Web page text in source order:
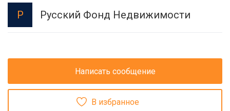
Р Русский Фонд Недвижимости
Написать сообщение
В избранное